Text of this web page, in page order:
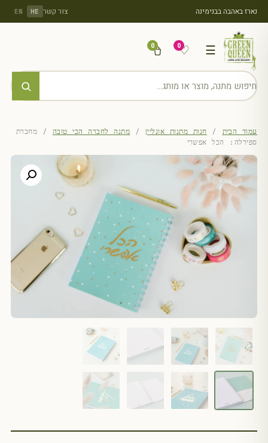
נארז באהבה בבנימינה צור קשר HE
EN
☰
♡
0
0
עמוד הבית / חנות מתנות אונליין / מתנה לחברה הכי טובה / מחברת
ספירלה: הכל אפשרי